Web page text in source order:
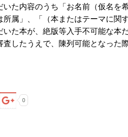
いた内容のうち「お名前（仮名を
所属」、「（本またはテーマに関
いた本が、絶版等入手不可能な本
査したうえで、陳列可能となった
0